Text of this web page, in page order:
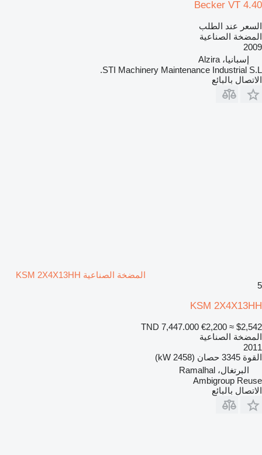
Becker VT 4.40
السعر عند الطلب
المضخة الصناعية
2009
إسبانيا، Alzira
STI Machinery Maintenance Industrial S.L.
الاتصال بالبائع
المضخة الصناعية KSM 2X4X13HH
5
KSM 2X4X13HH
TND 7,447.000 €2,200 ≈ $2,542
المضخة الصناعية
2011
القوة 3345 حصان (2458 kW)
البرتغال، Ramalhal
Ambigroup Reuse
الاتصال بالبائع